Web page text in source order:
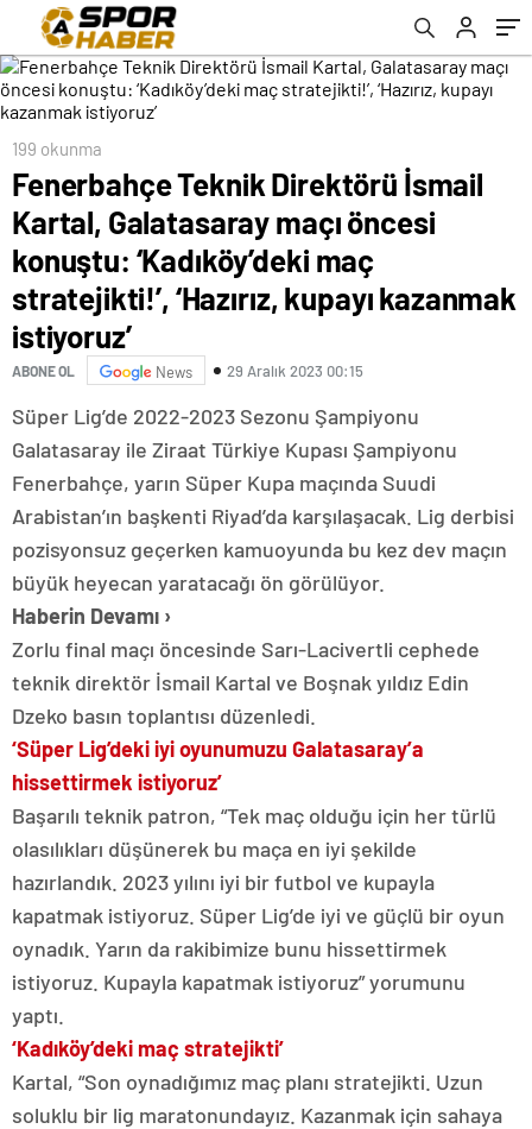
‘Kadıköy’deki maç stratejikti!’, ‘Hazırız,
kupayı kazanmak istiyoruz’
199 okunma
Fenerbahçe Teknik Direktörü İsmail
Kartal, Galatasaray maçı öncesi
konuştu: ‘Kadıköy’deki maç
stratejikti!’, ‘Hazırız, kupayı kazanmak
istiyoruz’
ABONE OL News 29 Aralık 2023 00:15
Süper Lig’de 2022-2023 Sezonu Şampiyonu
Galatasaray ile Ziraat Türkiye Kupası Şampiyonu
Fenerbahçe, yarın Süper Kupa maçında Suudi
Arabistan’ın başkenti Riyad’da karşılaşacak. Lig derbisi
pozisyonsuz geçerken kamuoyunda bu kez dev maçın
büyük heyecan yaratacağı ön görülüyor.
Haberin Devamı ›
Zorlu final maçı öncesinde Sarı-Lacivertli cephede
teknik direktör İsmail Kartal ve Boşnak yıldız Edin
Dzeko basın toplantısı düzenledi.
‘Süper Lig’deki iyi oyunumuzu Galatasaray’a
hissettirmek istiyoruz’
Başarılı teknik patron, “Tek maç olduğu için her türlü
olasılıkları düşünerek bu maça en iyi şekilde
hazırlandık. 2023 yılını iyi bir futbol ve kupayla
kapatmak istiyoruz. Süper Lig’de iyi ve güçlü bir oyun
oynadık. Yarın da rakibimize bunu hissettirmek
istiyoruz. Kupayla kapatmak istiyoruz” yorumunu
yaptı.
‘Kadıköy’deki maç stratejikti’
Kartal, “Son oynadığımız maç planı stratejikti. Uzun
soluklu bir lig maratonundayız. Kazanmak için sahaya